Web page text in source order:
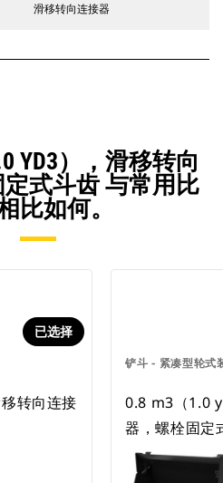
滑移转向连接器
YD3），滑移转向
式斗齿 与常用比
比如何。
已选择
转向连接
铲斗 - 紧凑型轮式
0.8 m3（1.0
器，螺栓固定